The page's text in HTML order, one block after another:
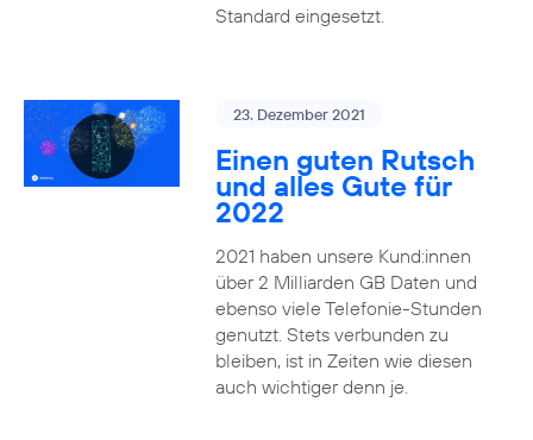
Standard eingesetzt.
23. Dezember 2021
Einen guten Rutsch
und alles Gute für
2022
2021 haben unsere Kund:innen
über 2 Milliarden GB Daten und
ebenso viele Telefonie-Stunden
genutzt. Stets verbunden zu
bleiben, ist in Zeiten wie diesen
auch wichtiger denn je.